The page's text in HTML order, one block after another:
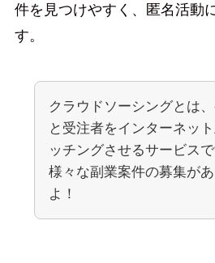
件を見つけやすく、匿名活動
す。
クラウドソーシングとは
と受注者をインターネッ
ッチングさせるサービスで
様々な副業案件の募集が
よ！